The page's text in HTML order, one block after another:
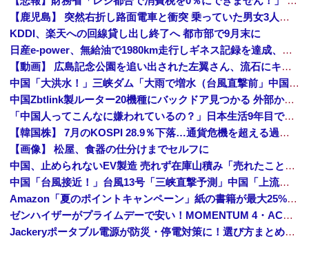
【鹿児島】 突然右折し路面電車と衝突 乗っていた男女3人は車を放置しダッシュで逃走中
KDDI、楽天への回線貸し出し終了へ 都市部で9月末に
日産e-power、無給油で1980km走行しギネス記録を達成、無駄な発電や送電ロスなくEVよりエコを証明
【動画】 広島記念公園を追い出された左翼さん、流石にキモすぎて炎上
中国「大洪水！」三峡ダム「大雨で増水（台風直撃前」中国ダム「緊急放流！」中国鉄道「列車が走行中に流される」中国避難所「支援物資は有料です」謎の勢力「え」→
中国Zbtlink製ルーター20機種にバックドア見つかる 外部から完全制御のおそれ
「中国人ってこんなに嫌われているの？」日本生活9年目で明かす本心！
【韓国株】 7月のKOSPI 28.9％下落…通貨危機を超える過去最大の下げ幅
【画像】 松屋、食器の仕分けまでセルフに
中国、止められないEV製造 売れず在庫山積み「売れたこと」にして補助金を騙し取る事案を思いつきが横行
中国「台風接近！」台風13号「三峡直撃予測」中国「上流大洪水！（三峡上流」中国都市「8/5の映像（動画」三峡ダム「緊急放流（決壊危機」中国「下流大水害（震え声」→
Amazon「夏のポイントキャンペーン」紙の書籍が最大25%ポイント還元 対象と条件を整理（2026年7月）
ゼンハイザーがプライムデーで安い！MOMENTUM 4・ACCENTUMなど対象モデルまとめ！
Jackeryポータブル電源が防災・停電対策に！選び方まとめ【プライムデー最終日】